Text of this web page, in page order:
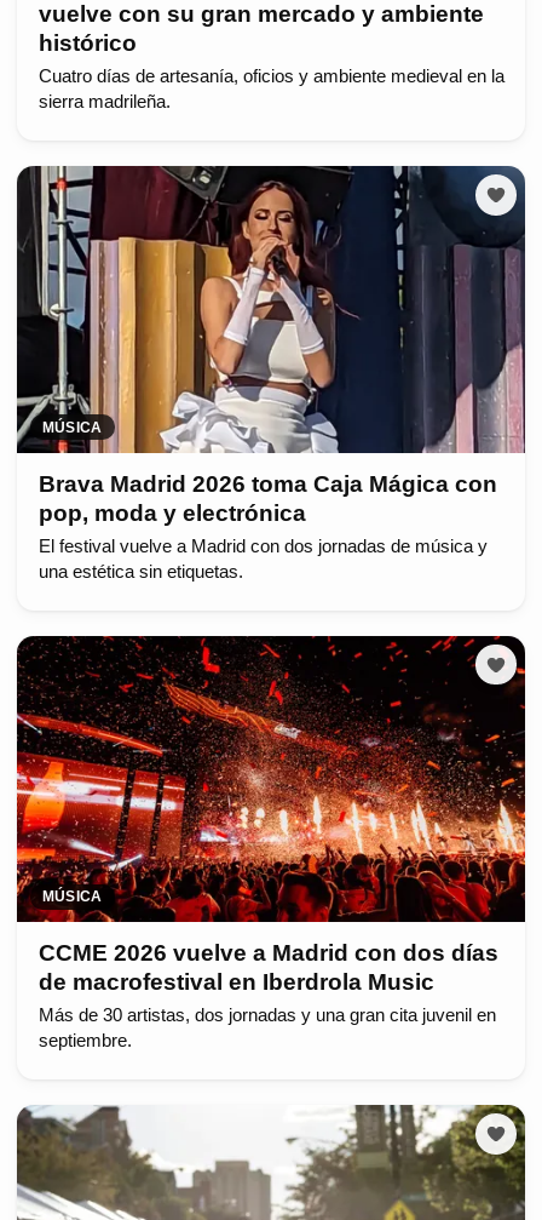
vuelve con su gran mercado y ambiente
histórico
Cuatro días de artesanía, oficios y ambiente medieval en la
sierra madrileña.
MÚSICA
Brava Madrid 2026 toma Caja Mágica con
pop, moda y electrónica
El festival vuelve a Madrid con dos jornadas de música y
una estética sin etiquetas.
MÚSICA
CCME 2026 vuelve a Madrid con dos días
de macrofestival en Iberdrola Music
Más de 30 artistas, dos jornadas y una gran cita juvenil en
septiembre.